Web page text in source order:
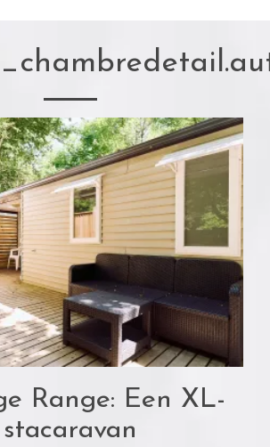
Range: Een XL-
stacaravan